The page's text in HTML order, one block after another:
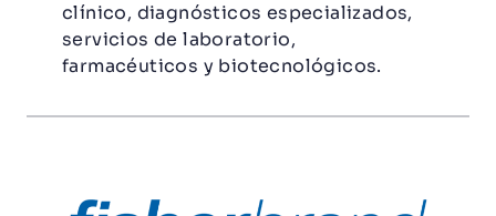
clínico, diagnósticos especializados,
servicios de laboratorio,
farmacéuticos y biotecnológicos.